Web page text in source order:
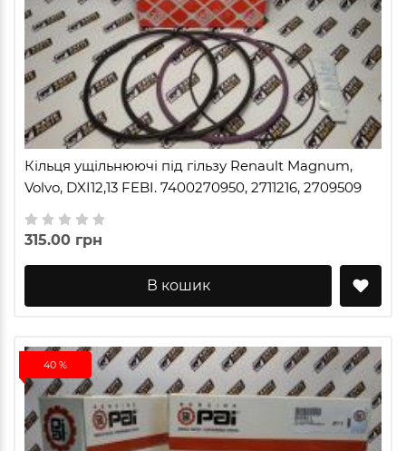
Кільця ущільнюючі під гільзу Renault Magnum,
Volvo, DXI12,13 FEBI. 7400270950, 2711216, 2709509
315.00 грн
В кошик
40 %